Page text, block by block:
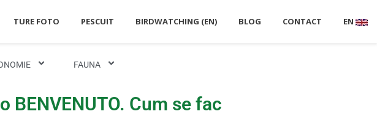
TURE FOTO PESCUIT BIRDWATCHING (EN) BLOG CONTACT EN
FAUNA
Cum se fac